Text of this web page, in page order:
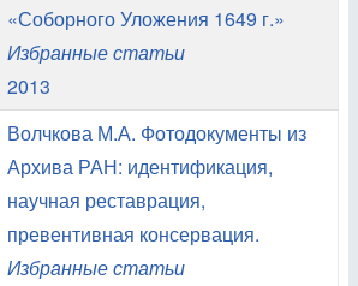
«Соборного Уложения 1649 г.»
Избранные статьи
2013
Волчкова М.А. Фотодокументы из
Архива РАН: идентификация,
научная реставрация,
превентивная консервация.
Избранные статьи